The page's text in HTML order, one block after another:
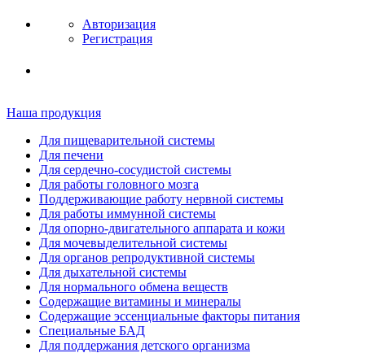
Авторизация
Регистрация
Наша продукция
Для пищеварительной системы
Для печени
Для сердечно-сосудистой системы
Для работы головного мозга
Поддерживающие работу нервной системы
Для работы иммунной системы
Для опорно-двигательного аппарата и кожи
Для мочевыделительной системы
Для органов репродуктивной системы
Для дыхательной системы
Для нормального обмена веществ
Содержащие витамины и минералы
Содержащие эссенциальные факторы питания
Специальные БАД
Для поддержания детского организма